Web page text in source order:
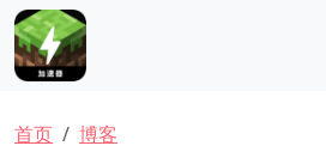
跳转到主要内容
面包屑
首页 博客